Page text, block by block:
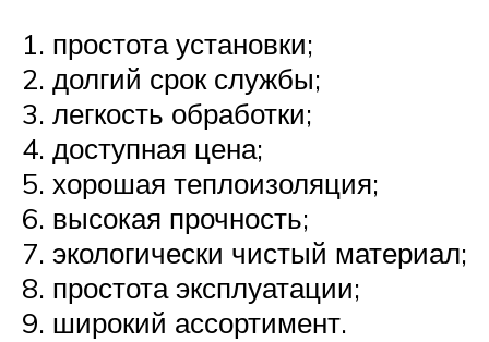
простота установки;
долгий срок службы;
легкость обработки;
доступная цена;
хорошая теплоизоляция;
высокая прочность;
экологически чистый материал;
простота эксплуатации;
широкий ассортимент.